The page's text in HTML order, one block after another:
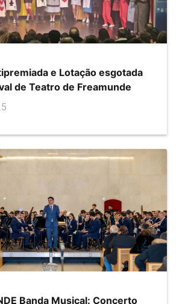
e Lotação esgotada
de Teatro de Freamunde
Banda Musical: Concerto